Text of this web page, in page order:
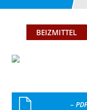
BEIZMITTEL
–